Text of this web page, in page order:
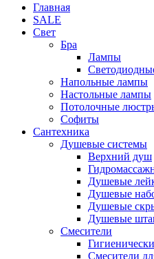
Главная
SALE
Свет
Бра
Лампы
Напольные лампы
Настольные лампы
Потолочные
Софиты
Сантехника
Душевые системы
Верхний душ
Душевые
Душевые
Душевые
Душевые
Смесители
Смесители